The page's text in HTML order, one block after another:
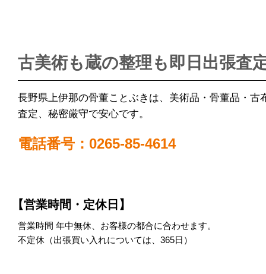
古美術も蔵の整理も即日出張査
長野県上伊那の骨董ことぶきは、美術品・骨董品・
査定、秘密厳守で安心です。
電話番号：0265-85-4614
【営業時間・定休日】
営業時間 年中無休、お客様の都合に合わせます。
不定休（出張買い入れについては、365日）